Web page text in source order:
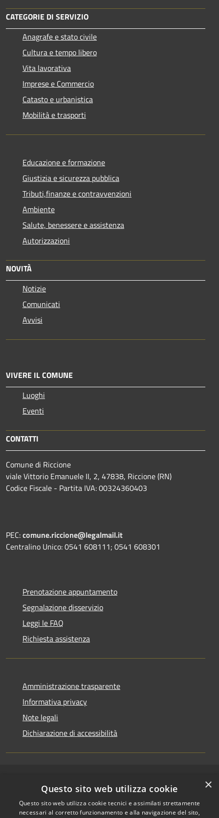
CATEGORIE DI SERVIZIO
Anagrafe e stato civile
Cultura e tempo libero
Vita lavorativa
Imprese e Commercio
Catasto e urbanistica
Mobilità e trasporti
Educazione e formazione
Giustizia e sicurezza pubblica
Tributi,finanze e contravvenzioni
Ambiente
Salute, benessere e assistenza
Autorizzazioni
NOVITÀ
Notizie
Comunicati
Avvisi
VIVERE IL COMUNE
Luoghi
Eventi
CONTATTI
Comune di Riccione
viale Vittorio Emanuele II, 2, 47838, Riccione (RN)
Codice Fiscale - Partita IVA: 00324360403
PEC:comune.riccione@legalmail.it
Centralino Unico: 0541 608111; 0541 608301
Prenotazione appuntamento
Segnalazione disservizio
Leggi le FAQ
Richiesta assistenza
Amministrazione trasparente
Informativa privacy
Note legali
Dichiarazione di accessibilità
Accessibilità
Privacy
Copyright © 2026 • Comune di
Riccione • Powered by
Municipium•Accesso
×
Questo sito web utilizza cookie
Questo sito web utilizza cookie tecnici e assimilati strettamente
necessari al corretto funzionamento e alla navigazione del sito,